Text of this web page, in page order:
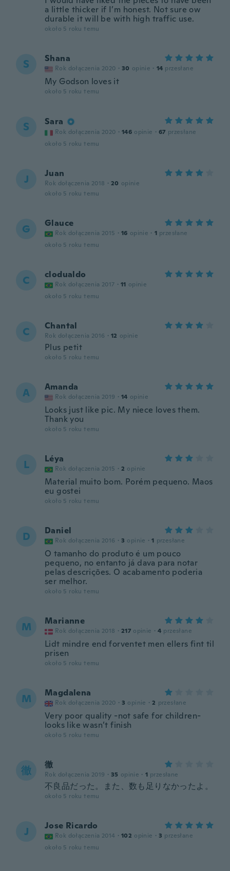
a little thicker if I’m honest. Not sure ow
durable it will be with high traffic use.
około 5 roku temu
S Shana
Rok dołączenia 2020 · 30 opinie · 14 przesłane
My Godson loves it
około 5 roku temu
S Sara
Rok dołączenia 2020 · 146 opinie · 67 przesłane
około 5 roku temu
J Juan
Rok dołączenia 2018 · 20 opinie
około 5 roku temu
G Glauce
Rok dołączenia 2015 · 16 opinie · 1 przesłane
około 5 roku temu
C clodualdo
Rok dołączenia 2017 · 11 opinie
około 5 roku temu
C Chantal
Rok dołączenia 2016 · 12 opinie
Plus petit
około 5 roku temu
A Amanda
Rok dołączenia 2019 · 14 opinie
Looks just like pic. My niece loves them.
Thank you
około 5 roku temu
L Léya
Rok dołączenia 2015 · 2 opinie
Material muito bom. Porém pequeno. Maos
eu gostei
około 5 roku temu
D Daniel
Rok dołączenia 2016 · 3 opinie · 1 przesłane
O tamanho do produto é um pouco
pequeno, no entanto já dava para notar
pelas descrições. O acabamento poderia
ser melhor.
około 5 roku temu
M Marianne
Rok dołączenia 2018 · 217 opinie · 4 przesłane
Lidt mindre end forventet men ellers fint til
prisen
około 5 roku temu
M Magdalena
Rok dołączenia 2020 · 3 opinie · 2 przesłane
Very poor quality -not safe for children-
looks like wasn’t finish
około 5 roku temu
徹 徹
Rok dołączenia 2019 · 35 opinie · 1 przesłane
不良品だった。また、数も足りなかったよ。
około 5 roku temu
J Jose Ricardo
Rok dołączenia 2014 · 102 opinie · 3 przesłane
około 5 roku temu